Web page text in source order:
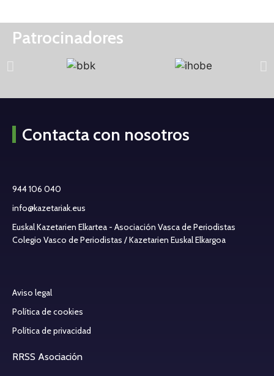
Patrocinadores
Contacta con nosotros
944 106 040
info@kazetariak.eus
Euskal Kazetarien Elkartea - Asociación Vasca de Periodistas
Colegio Vasco de Periodistas / Kazetarien Euskal Elkargoa
Aviso legal
Política de cookies
Política de privacidad
RRSS Asociación